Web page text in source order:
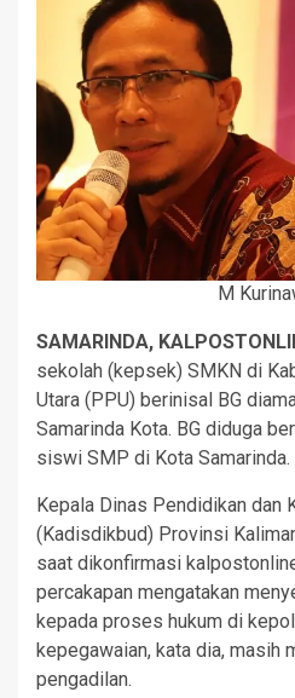
M
SAMARINDA,
sekolah (kepsek) SMKN di
Utara (PPU) berinisal BG
Samarinda Kota. BG diduga
siswi SMP di Kota Samarinda.
Kepala Dinas Pendidikan dan
(Kadisdikbud) Provinsi
saat dikonfirmasi
percakapan mengatakan
kepada proses hukum di
kepegawaian, kata dia, masih
pengadilan.